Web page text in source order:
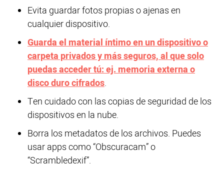
Evita guardar fotos propias o ajenas en
cualquier dispositivo.
Guarda el material íntimo en un dispositivo o
carpeta privados y más seguros, al que solo
puedas acceder tú: ej. memoria externa o
disco duro cifrados.
Ten cuidado con las copias de seguridad de los
dispositivos en la nube.
Borra los metadatos de los archivos. Puedes
usar apps como “Obscuracam” o
“Scrambledexif”.